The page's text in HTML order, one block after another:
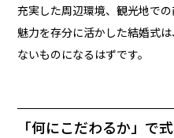
充実した周辺環境、観光地で
魅力を存分に活かした結婚式
ないものになるはずです。
「何にこだわるか」で